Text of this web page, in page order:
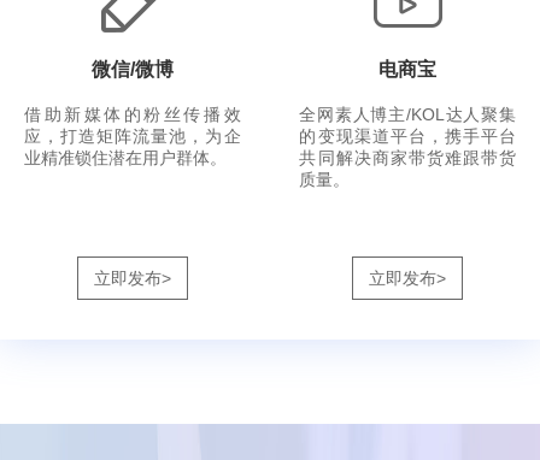
微信/微博
借助新媒体的粉丝传播效
应，打造矩阵流量池，为企
业精准锁住潜在用户群体。
立即发布>
电商宝
全网素人博主/KOL达人聚集
的变现渠道平台，携手平台
共同解决商家带货难跟带货
质量。
立即发布>